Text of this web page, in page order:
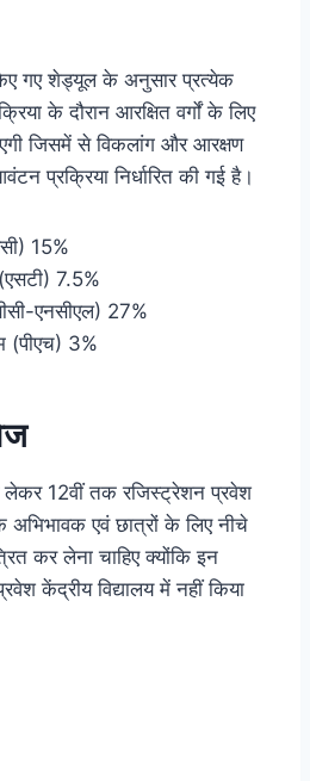
किए गए शेड्यूल के अनुसार प्रत्येक
के दौरान आरक्षित वर्गों के लिए
जिसमें से विकलांग और आरक्षण
प्रक्रिया निर्धारित की गई है।
15%
7.5%
एनसीएल) 27%
(पीएच) 3%
लेकर 12वीं तक रजिस्ट्रेशन प्रवेश
अभिभावक एवं छात्रों के लिए नीचे
कर लेना चाहिए क्योंकि इन
केंद्रीय विद्यालय में नहीं किया